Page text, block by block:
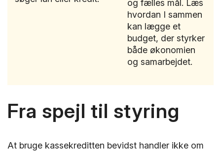
og fælles mål. Læs
hvordan I sammen
kan lægge et
budget, der styrker
både økonomien
og samarbejdet.
Fra spejl til styring
At bruge kassekreditten bevidst handler ikke om